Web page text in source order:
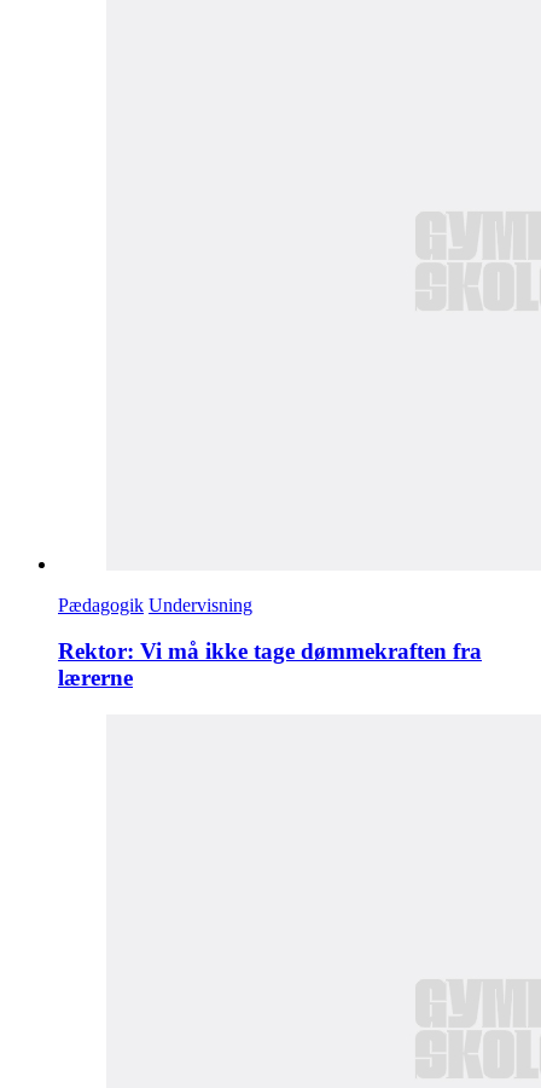
Pædagogik Undervisning
Rektor: Vi må ikke tage dømmekraften fra
lærerne